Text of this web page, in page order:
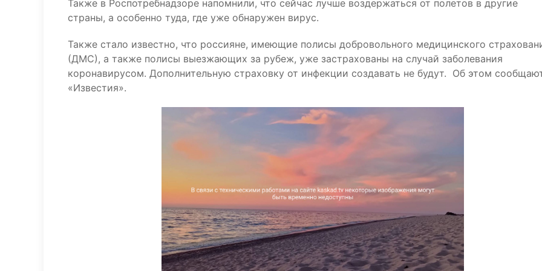
Также в Роспотребнадзоре напомнили, что сейчас лучше воздержаться от полетов в другие
страны, а особенно туда, где уже обнаружен вирус.
Также стало известно, что россияне, имеющие полисы добровольного медицинского
(ДМС), а также полисы выезжающих за рубеж, уже застрахованы на случай заболевания
коронавирусом. Дополнительную страховку от инфекции создавать не будут. Об этом
«Известия».